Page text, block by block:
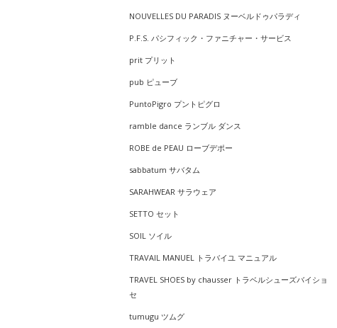
NOUVELLES DU PARADIS ヌーベルドゥパラディ
P.F.S. パシフィック・ファニチャー・サービス
prit プリット
pub ピューブ
PuntoPigro プントピグロ
ramble dance ランブル ダンス
ROBE de PEAU ローブデポー
sabbatum サバタム
SARAHWEAR サラウェア
SETTO セット
SOIL ソイル
TRAVAIL MANUEL トラバイユ マニュアル
TRAVEL SHOES by chausser トラベルシューズバイショ
セ
tumugu ツムグ